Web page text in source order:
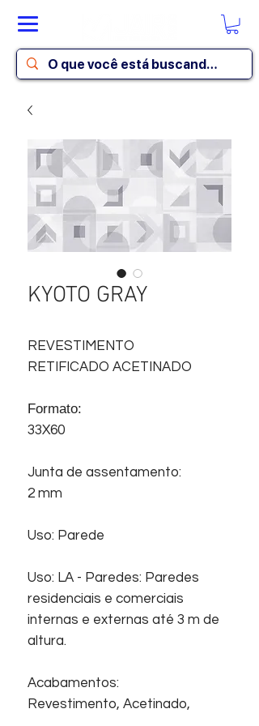
KYOTO GRAY
REVESTIMENTO
RETIFICADO ACETINADO
Formato:
33X60
Junta de assentamento:
2 mm
Uso: Parede
Uso: LA - Paredes: Paredes
residenciais e comerciais
internas e externas até 3 m de
altura.
Acabamentos:
Revestimento, Acetinado,